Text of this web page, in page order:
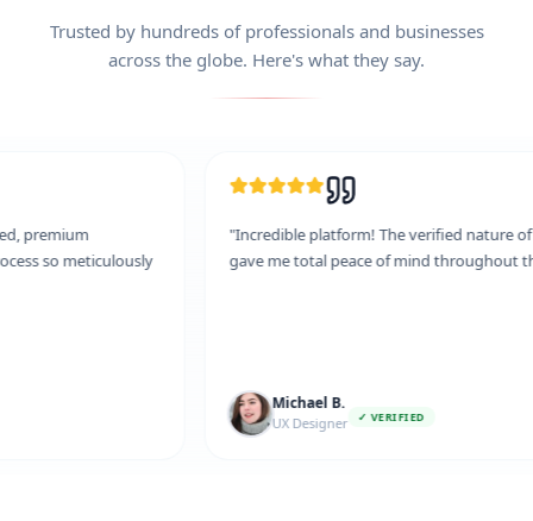
Trusted by hundreds of professionals and businesses
across the globe. Here's what they say.
"Incredible platform! The verified nature of the roles
gave me total peace of mind throughout the transition."
"They
The